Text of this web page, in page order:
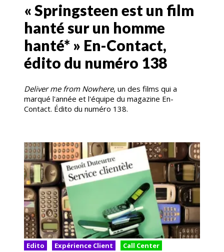
« Springsteen est un film
hanté sur un homme
hanté* » En-Contact,
édito du numéro 138
Deliver me from Nowhere, un des films qui a
marqué l'année et l'équipe du magazine En-
Contact. Édito du numéro 138.
Edito Expérience Client Call Center